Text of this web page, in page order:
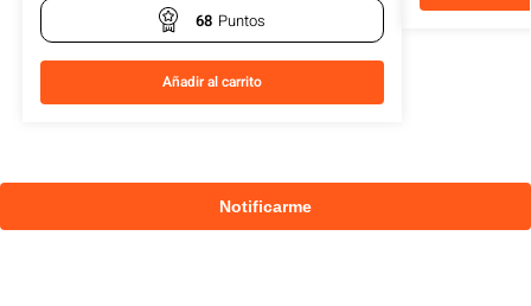
68 Puntos
Añadir al carrito